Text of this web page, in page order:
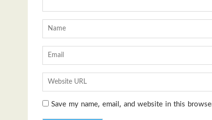
Save my name, email, and website in this